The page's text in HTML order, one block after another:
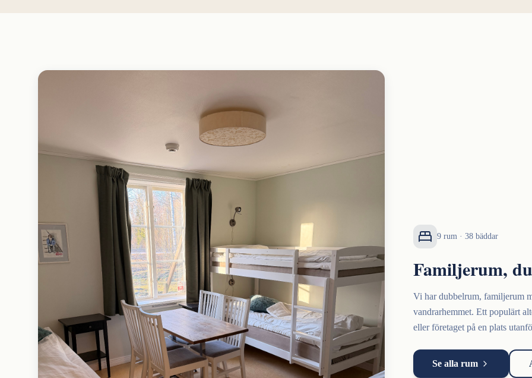
9 rum · 38 bäddar
Familjerum,
Vi har dubbelrum, familjerum
vandrarhemmet. Ett populärt
eller företaget på en plats
Se alla rum